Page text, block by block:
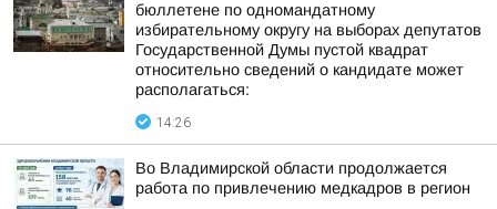
бюллетене по одномандатному
избирательному округу на выборах депутатов
Государственной Думы пустой квадрат
относительно сведений о кандидате может
располагаться:
14:26
Во Владимирской области продолжается
работа по привлечению медкадров в регион